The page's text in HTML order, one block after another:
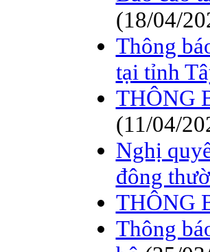
(18/04/
Thông
tại tỉnh
THÔNG
(11/04/
Nghị
đông
THÔNG
Thông